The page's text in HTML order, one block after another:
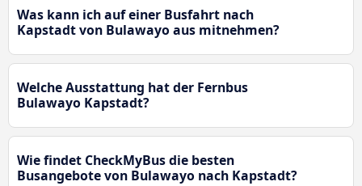
Was kann ich auf einer Busfahrt nach
Kapstadt von Bulawayo aus mitnehmen?
Welche Ausstattung hat der Fernbus
Bulawayo Kapstadt?
Wie findet CheckMyBus die besten
Busangebote von Bulawayo nach Kapstadt?